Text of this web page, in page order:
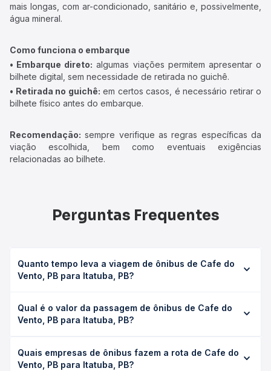
mais longas, com ar-condicionado, sanitário e, possivelmente,
água mineral.
Como funciona o embarque
• Embarque direto: algumas viações permitem apresentar o
bilhete digital, sem necessidade de retirada no guichê.
• Retirada no guichê: em certos casos, é necessário retirar o
bilhete físico antes do embarque.
Recomendação: sempre verifique as regras específicas da
viação escolhida, bem como eventuais exigências
relacionadas ao bilhete.
Perguntas Frequentes
Quanto tempo leva a viagem de ônibus de Cafe do
Vento, PB para Itatuba, PB?
leva em média 0 horas, podendo variar conforme a
viação, o tipo de serviço (convencional, executivo ou
exata de cada opção na data desejada.
Qual é o valor da passagem de ônibus de Cafe do
Vento, PB para Itatuba, PB?
para Itatuba, PB custa em média não identificado e varia
conforme a data da viagem, a empresa, o tipo de poltrona
Quais empresas de ônibus fazem a rota de Cafe do
Vento, PB para Itatuba, PB?